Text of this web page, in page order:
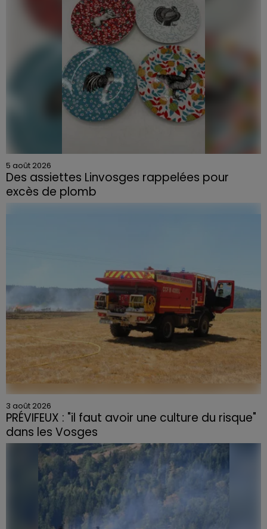
5 août 2026
Des assiettes Linvosges rappelées pour
excès de plomb
Du plomb a été détecté dans deux assiettes en
3 août 2026
PRÉVIFEUX : "il faut avoir une culture du risque"
dans les Vosges